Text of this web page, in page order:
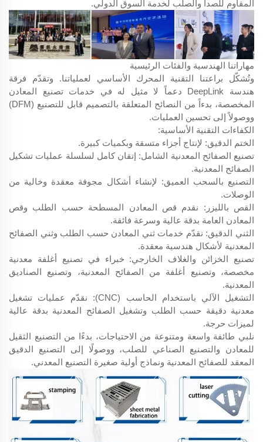
المقاوم للصدأ والصلب لخدمة السوق الدولي.
مهاراتنا الهندسية والفئات الرئيسية
وتُشكّل براعتنا التقنية المحرك الأساسي لعملياتنا. وتقدّم فرقة
هندسة DeepLink دعماً لا مثيل له في خدمات تصنيع المعادن
المخصصة، بدءاً من النصائح المتعلقة بالتصميم قابل للتصنيع (DFM)
ووصولاً إلى تحسين العمليات.
الكفاءات التقنية الأساسية:
الختم الدقيق: لإنتاج أجزاء متسقة وبكميات كبيرة.
تصنيع الصفائح المعدنية الشامل: إتقان كامل لسلسلة عمليات تشكيل
الصفائح المعدنية.
التصنيع بالسحب العميق: لإنشاء أشكال مجوفة معقدة وخالية من
الوصلات.
القص بالليزر: نقدم قص المعادن المسطحة حسب الطلب وقص
المعادن العامة بدقة عالية وسرعة فائقة.
الثني الدقيق: نقدّم خدمات ثني المعادن حسب الطلب وثني الصفائح
المعدنية لأشكال هندسية معقدة.
تصنيع الخزائن والغلاف الخارجي: خبراء في تصنيع أغلفة معدنية
مخصصة، وتصنيع أغلفة من الصفائح المعدنية، وتصنيع الصناديق
المعدنية.
التشغيل الآلي باستخدام الحاسب (CNC): نقدّم عمليات تشغيل
معدنية دقيقة حسب الطلب وتشغيل الصفائح المعدنية بدقة عالية
لميزات حرجة.
نلبي طائفة واسعة ومتنوعة من الاحتياجات، بدءًا من التصنيع الثقيل
للمعادن والتصنيع الصناعي للصلب، ووصولًا إلى التصنيع الدقيق
المعقد للصفائح المعدنية ونماذج أولية صغيرة التصنيع المعدني.